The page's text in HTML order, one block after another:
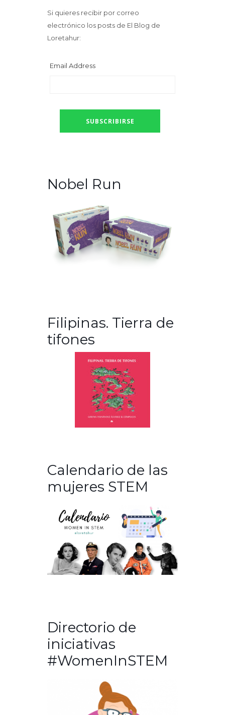
Si quieres recibir por correo
electrónico los posts de El Blog de
Loretahur:
Email Address
Nobel Run
Filipinas. Tierra de
tifones
Calendario de las
mujeres STEM
Directorio de
iniciativas
#WomenInSTEM